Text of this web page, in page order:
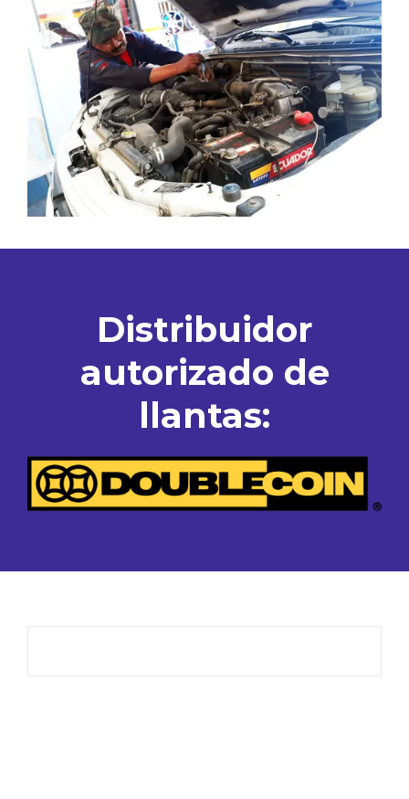
Distribuidor
autorizado de
llantas: